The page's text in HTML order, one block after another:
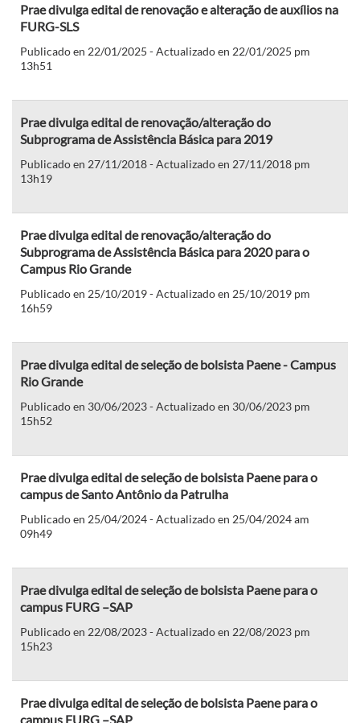
Prae divulga edital de renovação e alteração de auxílios na
FURG-SLS
Publicado en 22/01/2025 - Actualizado en 22/01/2025 pm
13h51
Prae divulga edital de renovação/alteração do
Subprograma de Assistência Básica para 2019
Publicado en 27/11/2018 - Actualizado en 27/11/2018 pm
13h19
Prae divulga edital de renovação/alteração do
Subprograma de Assistência Básica para 2020 para o
Campus Rio Grande
Publicado en 25/10/2019 - Actualizado en 25/10/2019 pm
16h59
Prae divulga edital de seleção de bolsista Paene - Campus
Rio Grande
Publicado en 30/06/2023 - Actualizado en 30/06/2023 pm
15h52
Prae divulga edital de seleção de bolsista Paene para o
campus de Santo Antônio da Patrulha
Publicado en 25/04/2024 - Actualizado en 25/04/2024 am
09h49
Prae divulga edital de seleção de bolsista Paene para o
campus FURG –SAP
Publicado en 22/08/2023 - Actualizado en 22/08/2023 pm
15h23
Prae divulga edital de seleção de bolsista Paene para o
campus FURG –SAP